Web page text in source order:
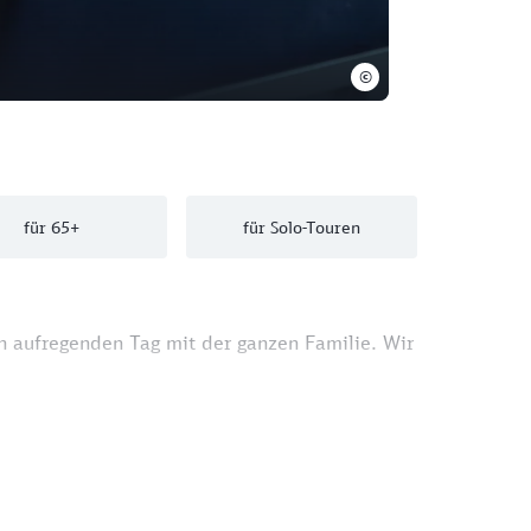
©
für 65+ für Solo-Touren
Tag mit der ganzen Familie. Wir